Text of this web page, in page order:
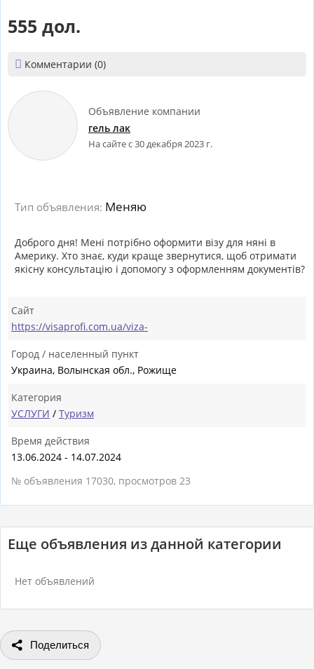
555 дол.
 Комментарии (0)
Объявление компании
гель лак
На сайте с 30 декабря 2023 г.
Тип объявления: Меняю
Доброго дня! Мені потрібно оформити візу для няні в
Америку. Хто знає, куди краще звернутися, щоб отримати
якісну консультацію і допомогу з оформленням документів?
Сайт
https://visaprofi.com.ua/viza-
Город / населенный пункт
Украина, Волынская обл., Рожище
Категория
УСЛУГИ / Туризм
Время действия
13.06.2024 - 14.07.2024
№ объявления 17030, просмотров 23
Еще объявления из данной категории
Нет объявлений
Поделиться